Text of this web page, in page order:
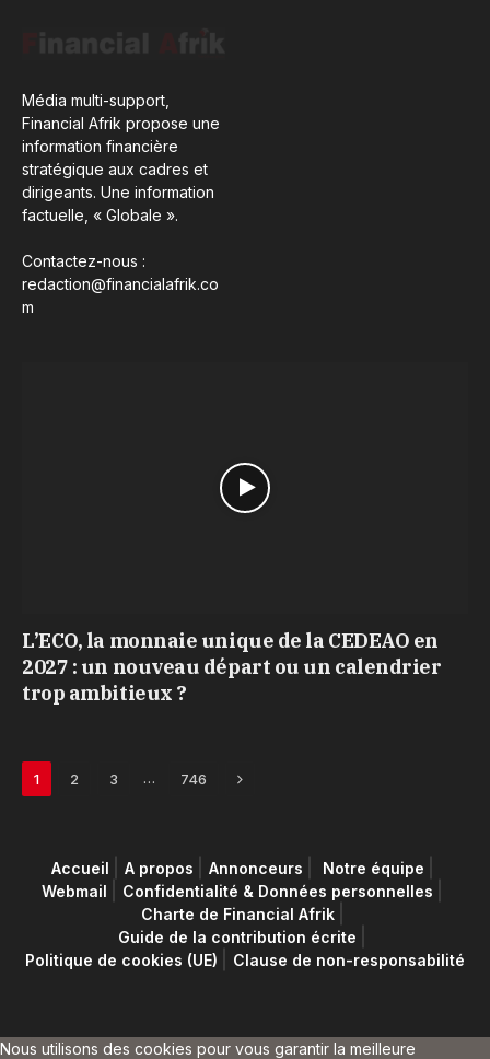
Média multi-support,
Financial Afrik propose une
information financière
stratégique aux cadres et
dirigeants. Une information
factuelle, « Globale ».
Contactez-nous :
redaction@financialafrik.co
m
L’ECO, la monnaie unique de la CEDEAO en
2027 : un nouveau départ ou un calendrier
trop ambitieux ?
1 2 3 … 746 Next
Accueil A propos Annonceurs
Notre équipe
Webmail
Confidentialité & Données personnelles
Charte de Financial Afrik
Guide de la contribution écrite
Politique de cookies (UE)
Clause de non-responsabilité
Nous utilisons des cookies pour vous garantir la meilleure